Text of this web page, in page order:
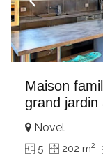
Maison
grand jardin
Novel
5 202 m2